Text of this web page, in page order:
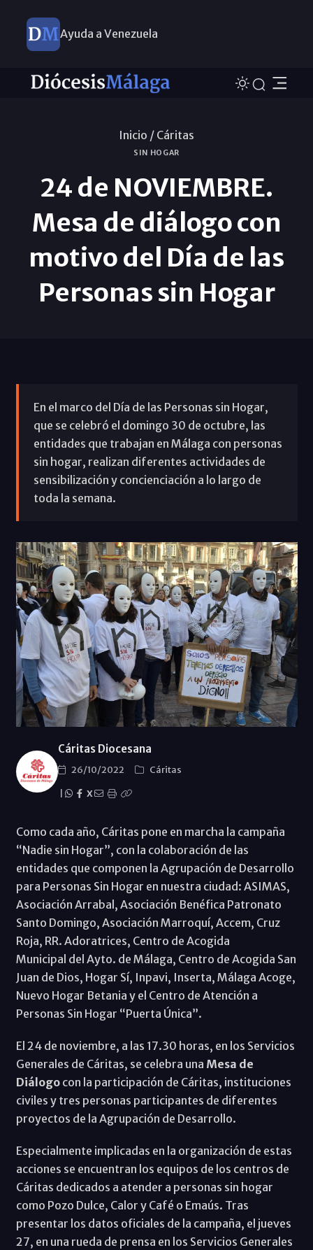
Ayuda a Venezuela
Inicio / Cáritas
SIN HOGAR
24 de NOVIEMBRE.
Mesa de diálogo con
motivo del Día de las
Personas sin Hogar
En el marco del Día de las Personas sin Hogar,
que se celebró el domingo 30 de octubre, las
entidades que trabajan en Málaga con personas
sin hogar, realizan diferentes actividades de
sensibilización y concienciación a lo largo de
toda la semana.
Cáritas Diocesana
26/10/2022
Cáritas
X
Como cada año, Cáritas pone en marcha la campaña
“Nadie sin Hogar”, con la colaboración de las
entidades que componen la Agrupación de Desarrollo
para Personas Sin Hogar en nuestra ciudad: ASIMAS,
Asociación Arrabal, Asociación Benéfica Patronato
Santo Domingo, Asociación Marroquí, Accem, Cruz
Roja, RR. Adoratrices, Centro de Acogida
Municipal del Ayto. de Málaga, Centro de Acogida San
Juan de Dios, Hogar Sí, Inpavi, Inserta, Málaga Acoge,
Nuevo Hogar Betania y el Centro de Atención a
Personas Sin Hogar “Puerta Única”.
El 24 de noviembre, a las 17.30 horas, en los Servicios
Generales de Cáritas, se celebra una Mesa de
Diálogo con la participación de Cáritas, instituciones
civiles y tres personas participantes de diferentes
proyectos de la Agrupación de Desarrollo.
Especialmente implicadas en la organización de estas
acciones se encuentran los equipos de los centros de
Cáritas dedicados a atender a personas sin hogar
como Pozo Dulce, Calor y Café o Emaús. Tras
presentar los datos oficiales de la campaña, el jueves
27, en una rueda de prensa en los Servicios Generales